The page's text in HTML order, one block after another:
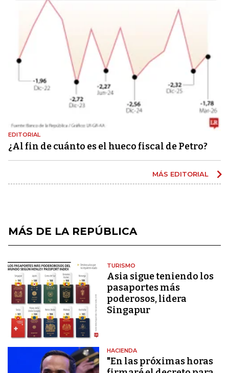
EDITORIAL
¿Al fin de cuánto es el hueco fiscal de Petro?
MÁS EDITORIAL
MÁS DE LA REPÚBLICA
TURISMO
Asia sigue teniendo los
pasaportes más
poderosos, lidera
Singapur
HACIENDA
"En las próximas horas